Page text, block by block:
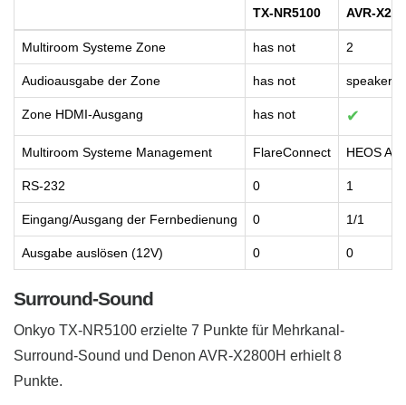
TX-NR5100 AVR-
Multiroom Systeme Zone has not 2
Audioausgabe der Zone has not speaker,
Zone HDMI-Ausgang has not ✔
Multiroom Systeme Management FlareConnect HEOS
RS-232 0 1
Eingang/Ausgang der Fernbedienung 0 1/1
Ausgabe auslösen (12V) 0 0
Surround-Sound
Onkyo TX-NR5100 erzielte 7 Punkte für Mehrkanal-
Surround-Sound und Denon AVR-X2800H erhielt 8
Punkte.